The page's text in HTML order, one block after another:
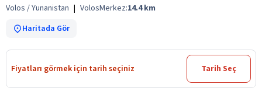
Volos / Yunanistan | VolosMerkez:14.4 km
Haritada Gör
Fiyatları görmek için tarih seçiniz Tarih Seç